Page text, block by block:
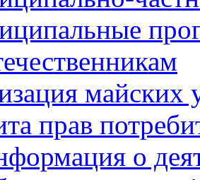
майских
прав
о